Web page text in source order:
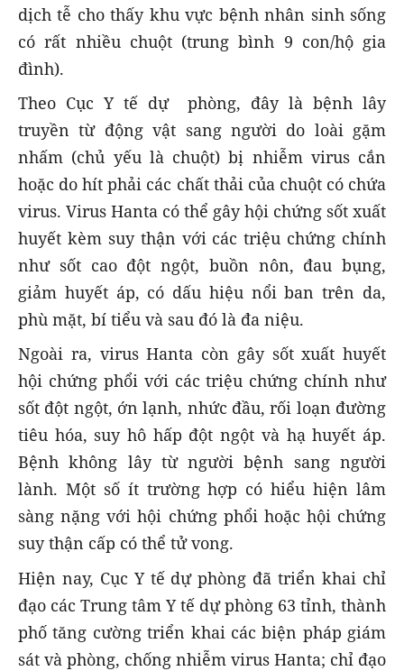
dịch tễ cho thấy khu vực bệnh nhân sinh sống
có rất nhiều chuột (trung bình 9 con/hộ gia
đình).
Theo Cục Y tế dự phòng, đây là bệnh lây
truyền từ động vật sang người do loài gặm
nhấm (chủ yếu là chuột) bị nhiễm virus cắn
hoặc do hít phải các chất thải của chuột có chứa
virus. Virus Hanta có thể gây hội chứng sốt xuất
huyết kèm suy thận với các triệu chứng chính
như sốt cao đột ngột, buồn nôn, đau bụng,
giảm huyết áp, có dấu hiệu nổi ban trên da,
phù mặt, bí tiểu và sau đó là đa niệu.
Ngoài ra, virus Hanta còn gây sốt xuất huyết
hội chứng phổi với các triệu chứng chính như
sốt đột ngột, ớn lạnh, nhức đầu, rối loạn đường
tiêu hóa, suy hô hấp đột ngột và hạ huyết áp.
Bệnh không lây từ người bệnh sang người
lành. Một số ít trường hợp có hiểu hiện lâm
sàng nặng với hội chứng phổi hoặc hội chứng
suy thận cấp có thể tử vong.
Hiện nay, Cục Y tế dự phòng đã triển khai chỉ
đạo các Trung tâm Y tế dự phòng 63 tỉnh, thành
phố tăng cường triển khai các biện pháp giám
sát và phòng, chống nhiễm virus Hanta; chỉ đạo